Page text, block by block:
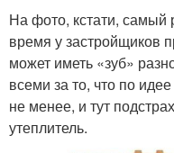
На фото, кстати, самый
время у застройщиков
может иметь «зуб»
всеми за то, что по
не менее, и тут
утеплитель.